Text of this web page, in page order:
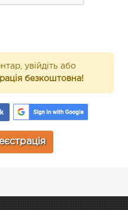
увійдіть або
безкоштовна!